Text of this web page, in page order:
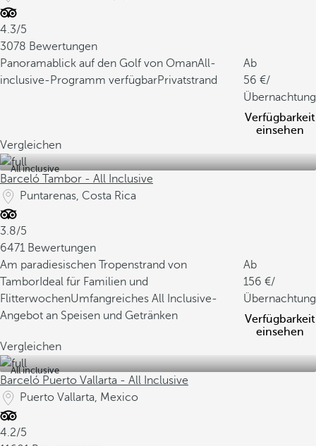
4.3/5
3078 Bewertungen
Panoramablick auf den Golf von OmanAll-
inclusive-Programm verfügbarPrivatstrand
Ab
56
/
Übernachtung
Verfügbarkeit
einsehen
Vergleichen
All inclusive
Barceló Tambor - All Inclusive
Puntarenas, Costa Rica
3.8/5
6471 Bewertungen
Am paradiesischen Tropenstrand von
Tambor Ideal für Familien und
FlitterwochenUmfangreiches All Inclusive-
Angebot an Speisen und Getränken
Ab
156
/
Übernachtung
Verfügbarkeit
einsehen
Vergleichen
All inclusive
Barceló Puerto Vallarta - All Inclusive
Puerto Vallarta, Mexico
4.2/5